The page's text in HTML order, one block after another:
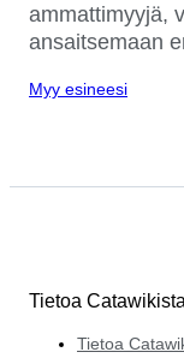
ammattimyyjä,
ansaitsemaan
Myy esineesi
Tietoa Catawikista
Tietoa